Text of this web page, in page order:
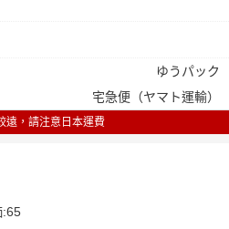
ゆうパック
宅急便（ヤマト運輸）
遠，請注意日本運費
:65